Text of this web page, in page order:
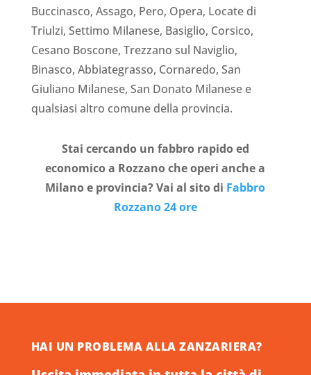
Buccinasco, Assago, Pero, Opera, Locate di
Triulzi, Settimo Milanese, Basiglio, Corsico,
Cesano Boscone, Trezzano sul Naviglio,
Binasco, Abbiategrasso, Cornaredo, San
Giuliano Milanese, San Donato Milanese e
qualsiasi altro comune della provincia.
Stai cercando un fabbro rapido ed
economico a Rozzano che operi anche a
Milano e provincia? Vai al sito di Fabbro
Rozzano 24 ore
HAI UN PROBLEMA ALLA ZANZARIERA?